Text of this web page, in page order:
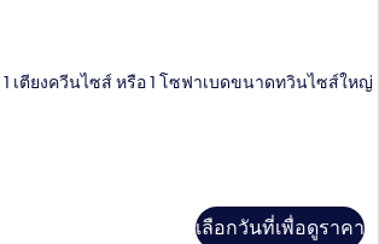
1 เตียงควีนไซส์ หรือ 1 โซฟาเบดขนาดทวินไซส์ใหญ่
เลือกวันที่เพื่อดูราคา